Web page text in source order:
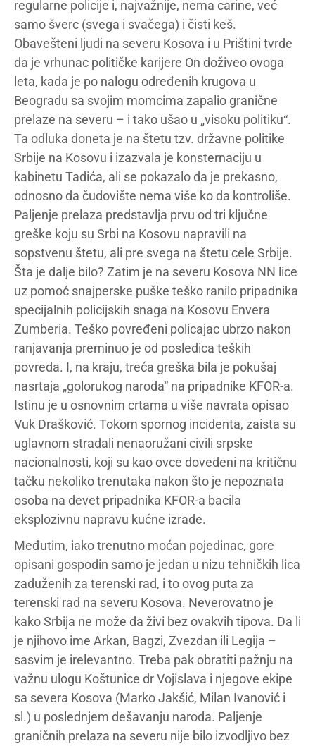
regularne policije i, najvažnije, nema carine, već
samo šverc (svega i svačega) i čisti keš.
Obavešteni ljudi na severu Kosova i u Prištini tvrde
da je vrhunac političke karijere On doživeo ovoga
leta, kada je po nalogu određenih krugova u
Beogradu sa svojim momcima zapalio granične
prelaze na severu – i tako ušao u „visoku politiku“.
Ta odluka doneta je na štetu tzv. državne politike
Srbije na Kosovu i izazvala je konsternaciju u
kabinetu Tadića, ali se pokazalo da je prekasno,
odnosno da čudovište nema više ko da kontroliše.
Paljenje prelaza predstavlja prvu od tri ključne
greške koju su Srbi na Kosovu napravili na
sopstvenu štetu, ali pre svega na štetu cele Srbije.
Šta je dalje bilo? Zatim je na severu Kosova NN lice
uz pomoć snajperske puške teško ranilo pripadnika
specijalnih policijskih snaga na Kosovu Envera
Zumberia. Teško povređeni policajac ubrzo nakon
ranjavanja preminuo je od posledica teških
povreda. I, na kraju, treća greška bila je pokušaj
nasrtaja „golorukog naroda“ na pripadnike KFOR-a.
Istinu je u osnovnim crtama u više navrata opisao
Vuk Drašković. Tokom spornog incidenta, zaista su
uglavnom stradali nenaoružani civili srpske
nacionalnosti, koji su kao ovce dovedeni na kritičnu
tačku nekoliko trenutaka nakon što je nepoznata
osoba na devet pripadnika KFOR-a bacila
eksplozivnu napravu kućne izrade.
Međutim, iako trenutno moćan pojedinac, gore
opisani gospodin samo je jedan u nizu tehničkih lica
zaduženih za terenski rad, i to ovog puta za
terenski rad na severu Kosova. Neverovatno je
kako Srbija ne može da živi bez ovakvih tipova. Da li
je njihovo ime Arkan, Bagzi, Zvezdan ili Legija –
sasvim je irelevantno. Treba pak obratiti pažnju na
važnu ulogu Koštunice dr Vojislava i njegove ekipe
sa severa Kosova (Marko Jakšić, Milan Ivanović i
sl.) u poslednjem dešavanju naroda. Paljenje
graničnih prelaza na severu nije bilo izvodljivo bez